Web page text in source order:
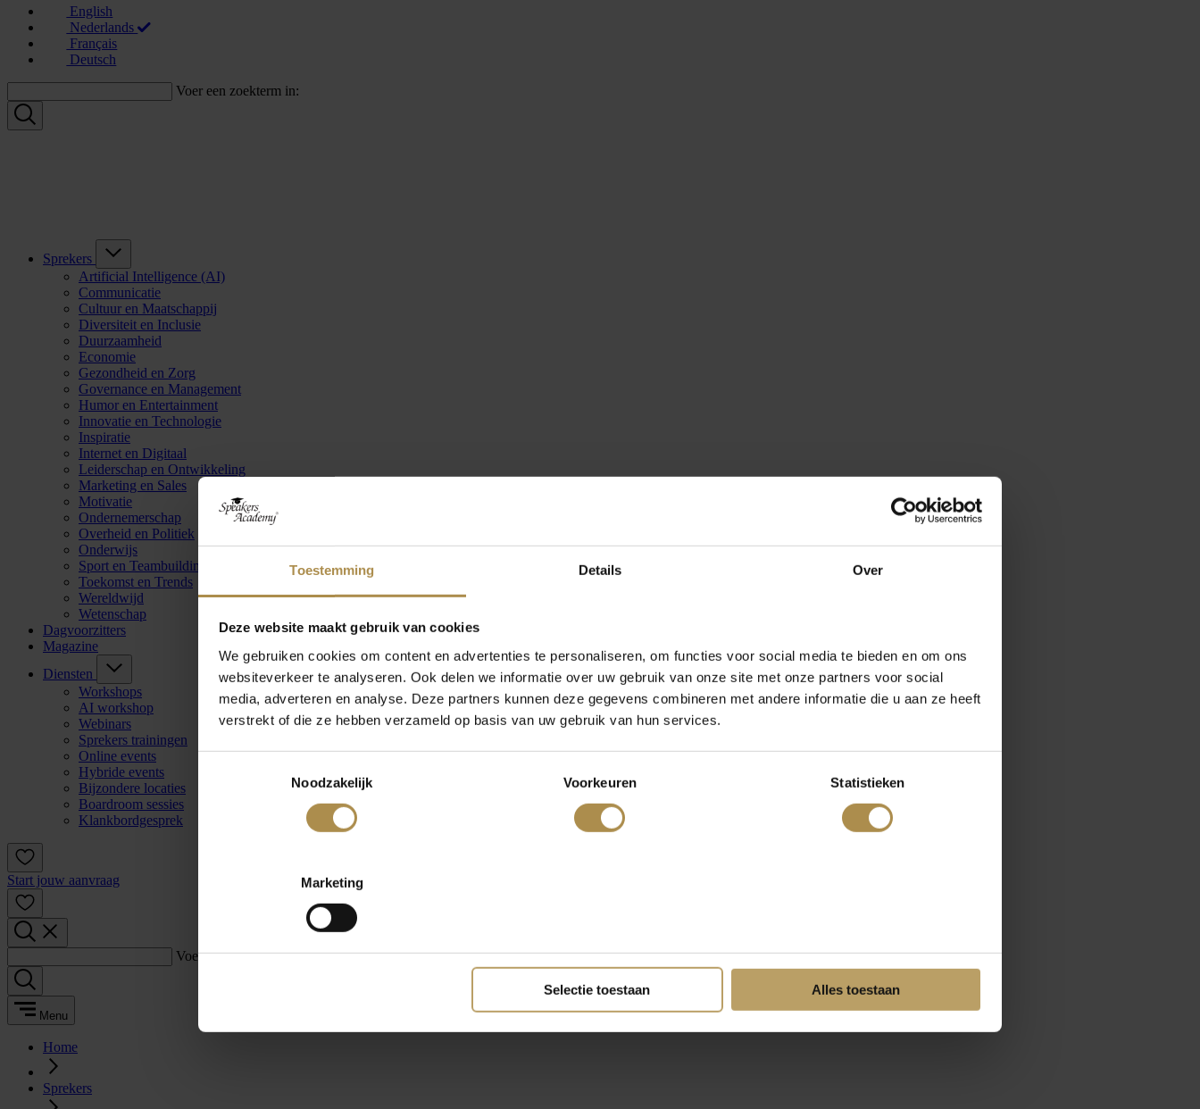
Toestemming Details Over
Deze website maakt gebruik van cookies
We gebruiken cookies om content en advertenties te personaliseren, om functies voor social media te bieden en om ons
websiteverkeer te analyseren. Ook delen we informatie over uw gebruik van onze site met onze partners voor social
media, adverteren en analyse. Deze partners kunnen deze gegevens combineren met andere informatie die u aan ze heeft
verstrekt of die ze hebben verzameld op basis van uw gebruik van hun services.
Noodzakelijk
Voorkeuren Statistieken
Marketing
Selectie toestaan Alles toestaan
English
Nederlands
Français
Deutsch
Voer een zoekterm in:
Sprekers
Artificial Intelligence (AI)
Communicatie
Cultuur en Maatschappij
Diversiteit en Inclusie
Duurzaamheid
Economie
Gezondheid en Zorg
Governance en Management
Humor en Entertainment
Innovatie en Technologie
Inspiratie
Internet en Digitaal
Leiderschap en Ontwikkeling
Marketing en Sales
Motivatie
Ondernemerschap
Overheid en Politiek
Onderwijs
Sport en Teambuilding
Toekomst en Trends
Wereldwijd
Wetenschap
Dagvoorzitters
Magazine
Diensten
Workshops
AI workshop
Webinars
Sprekers trainingen
Online events
Hybride events
Bijzondere locaties
Boardroom sessies
Klankbordgesprek
Start jouw aanvraag
Voer een zoekterm in:
Menu
Home
Sprekers